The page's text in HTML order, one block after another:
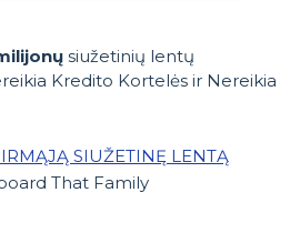
siužetinių lentų
Kredito Kortelės ir Nereikia
SIUŽETINĘ LENTĄ